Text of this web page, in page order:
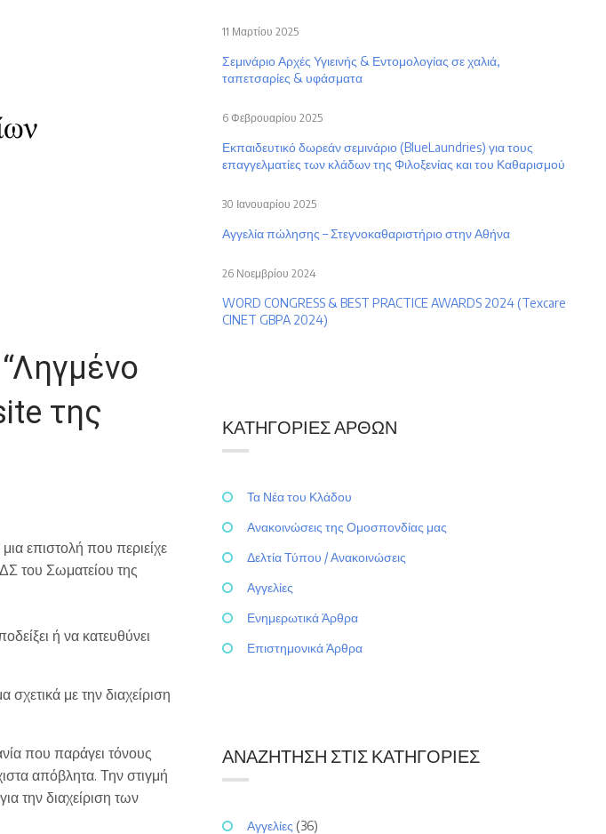
της
επιστολή που περιείχε
του Σωματείου της
ή να κατευθύνει
με την διαχείριση
που παράγει τόνους
απόβλητα. Την στιγμή
την διαχείριση των
Σεμινάριο Αρχές Υγιεινής & Εντομολογίας σε χαλιά,
ταπετσαρίες & υφάσματα
11 Μαρτίου 2025
Εκπαιδευτικό δωρεάν σεμινάριο (BlueLaundries) για τους
επαγγελματίες των κλάδων της Φιλοξενίας και του Καθαρισμού
6 Φεβρουαρίου 2025
Αγγελία πώλησης – Στεγνοκαθαριστήριο στην Αθήνα
30 Ιανουαρίου 2025
WORD CONGRESS & BEST PRACTICE AWARDS 2024 (Texcare
CINET GBPA 2024)
26 Νοεμβρίου 2024
ΚΑΤΗΓΟΡΊΕΣ ΆΡΘΩΝ
Τα Νέα του Κλάδου
Ανακοινώσεις της Ομοσπονδίας μας
Δελτία Τύπου / Ανακοινώσεις
Αγγελίες
Ενημερωτικά Άρθρα
Επιστημονικά Άρθρα
ΑΝΑΖΉΤΗΣΗ ΣΤΙΣ ΚΑΤΗΓΟΡΊΕΣ
Αγγελίες (36)